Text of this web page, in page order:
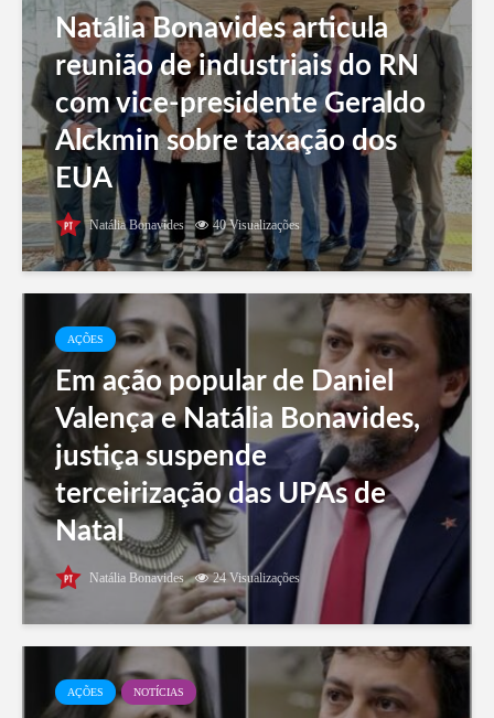
Natália Bonavides articula
reunião de industriais do RN
com vice-presidente Geraldo
Alckmin sobre taxação dos
EUA
Natália Bonavides 40 Visualizações
AÇÕES
Em ação popular de Daniel
Valença e Natália Bonavides,
justiça suspende
terceirização das UPAs de
Natal
Natália Bonavides 24 Visualizações
AÇÕES NOTÍCIAS